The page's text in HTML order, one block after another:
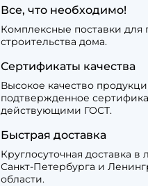
Все, что необходимо!
Комплексные поставки для
строительства дома.
Сертификаты качества
Высокое качество
подтвержденное
действующими ГОСТ.
Быстрая доставка
Круглосуточная доставка в
Санкт-Петербурга и
области.